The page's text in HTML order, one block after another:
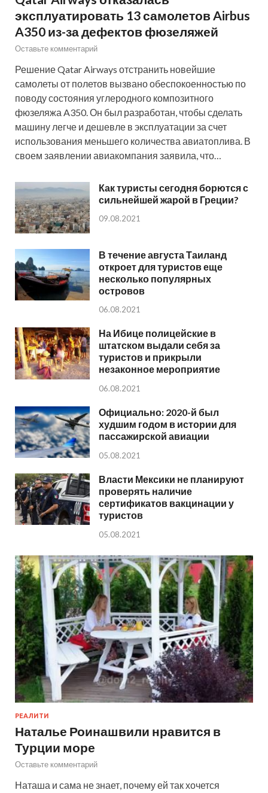
эксплуатировать 13 самолетов Airbus
A350 из-за дефектов фюзеляжей
Оставьте комментарий
Решение Qatar Airways отстранить новейшие
самолеты от полетов вызвано обеспокоенностью по
поводу состояния углеродного композитного
фюзеляжа A350. Он был разработан, чтобы сделать
машину легче и дешевле в эксплуатации за счет
использования меньшего количества авиатоплива. В
своем заявлении авиакомпания заявила, что…
Как туристы сегодня борются с
сильнейшей жарой в Греции?
09.08.2021
В течение августа Таиланд
откроет для туристов еще
несколько популярных
островов
06.08.2021
На Ибице полицейские в
штатском выдали себя за
туристов и прикрыли
незаконное мероприятие
06.08.2021
Официально: 2020-й был
худшим годом в истории для
пассажирской авиации
05.08.2021
Власти Мексики не планируют
проверять наличие
сертификатов вакцинации у
туристов
05.08.2021
РЕАЛИТИ
Наталье Роинашвили нравится в
Турции море
Оставьте комментарий
Наташа и сама не знает, почему ей так хочется